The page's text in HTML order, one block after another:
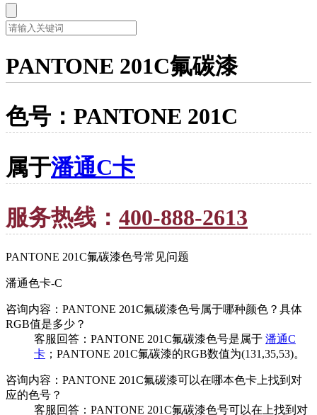
PANTONE 201C氟碳漆
色号：PANTONE 201C
属于潘通C卡
服务热线： 400-888-2613
PANTONE 201C氟碳漆色号常见问题
潘通色卡-C
咨询内容：PANTONE 201C氟碳漆色号属于哪种颜色？具体
RGB值是多少？
客服回答：PANTONE 201C氟碳漆色号是属于 潘通C
卡 ；PANTONE 201C氟碳漆的RGB数值为(131,35,53)。
咨询内容：PANTONE 201C氟碳漆可以在哪本色卡上找到对
应的色号？
客服回答：PANTONE 201C氟碳漆色号可以在上找到对